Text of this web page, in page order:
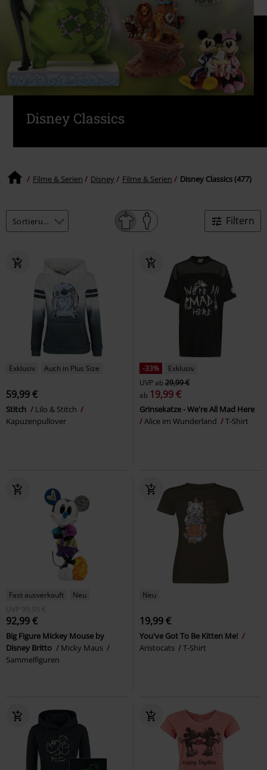
Disney Classics
Filme & Serien Disney Filme & Serien Disney Classics (477)
Filtern
Exklusiv Auch in Plus Size
59,99 €
Stitch
Lilo & Stitch
Kapuzenpullover
-33%
Exklusiv
UVPab29,99 €
ab 19,99 €
Grinsekatze - We're All Mad Here
Alice im Wunderland
T-Shirt
Fast ausverkauft
Neu
UVP
99,95 €
92,99 €
Big Figure Mickey Mouse by
Disney Britto
Micky Maus
Sammelfiguren
Neu
19,99 €
You've Got To Be Kitten Me!
Aristocats
T-Shirt